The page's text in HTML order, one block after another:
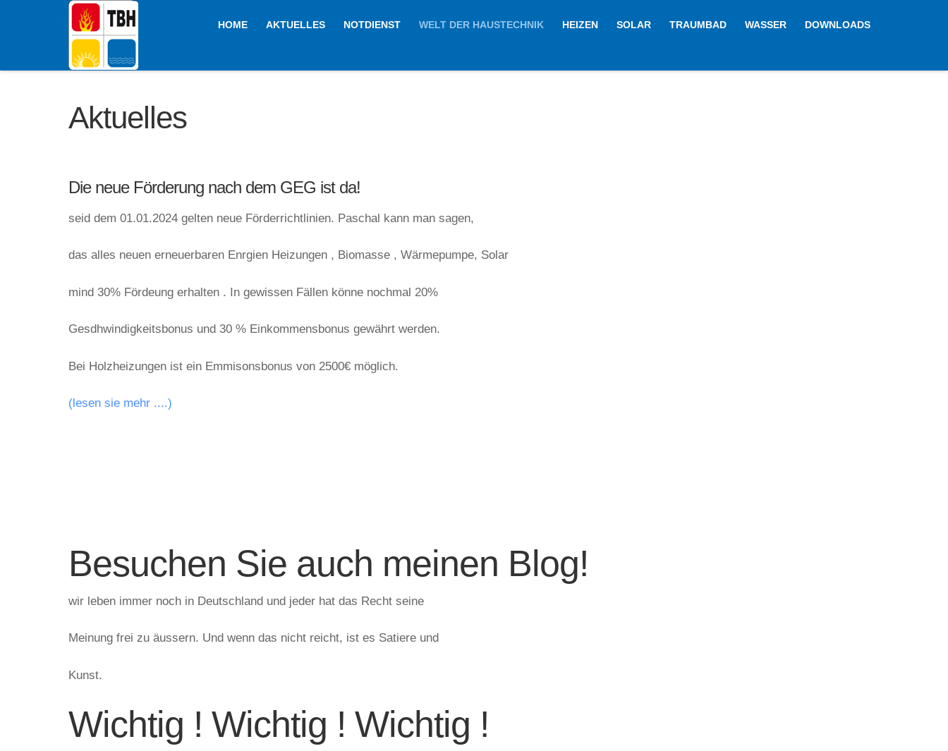
Aktuelles
Die neue Förderung nach dem GEG ist da!
seid dem 01.01.2024 gelten neue Förderrichtlinien. Paschal kann man sagen,
das alles neuen erneuerbaren Enrgien Heizungen , Biomasse , Wärmepumpe, Solar
mind 30% Fördeung erhalten . In gewissen Fällen könne nochmal 20%
Gesdhwindigkeitsbonus und 30 % Einkommensbonus gewährt werden.
Bei Holzheizungen ist ein Emmisonsbonus von 2500€ möglich.
(lesen sie mehr ....)
Besuchen Sie auch meinen Blog!
wir leben immer noch in Deutschland und jeder hat das Recht seine
Meinung frei zu äussern. Und wenn das nicht reicht, ist es Satiere und
Kunst.
Wichtig ! Wichtig ! Wichtig !
HOME AKTUELLES NOTDIENST WELT DER HAUSTECHNIK HEIZEN SOLAR TRAUMBAD WASSER DOWNLOADS